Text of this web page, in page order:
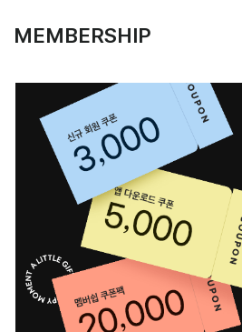
MEMBERSHIP